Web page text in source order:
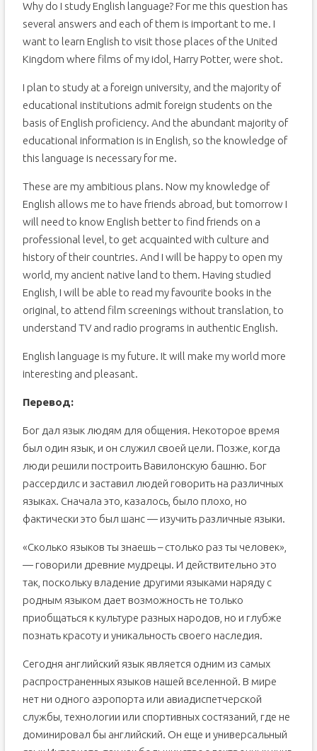
Why do I study English language? For me this question has
several answers and each of them is important to me. I
want to learn English to visit those places of the United
Kingdom where films of my idol, Harry Potter, were shot.
I plan to study at a foreign university, and the majority of
educational institutions admit foreign students on the
basis of English proficiency. And the abundant majority of
educational information is in English, so the knowledge of
this language is necessary for me.
These are my ambitious plans. Now my knowledge of
English allows me to have friends abroad, but tomorrow I
will need to know English better to find friends on a
professional level, to get acquainted with culture and
history of their countries. And I will be happy to open my
world, my ancient native land to them. Having studied
English, I will be able to read my favourite books in the
original, to attend film screenings without translation, to
understand TV and radio programs in authentic English.
English language is my future. It will make my world more
interesting and pleasant.
Перевод:
Бог дал язык людям для общения. Некоторое время
был один язык, и он служил своей цели. Позже, когда
люди решили построить Вавилонскую башню. Бог
рассердилс и заставил людей говорить на различных
языках. Сначала это, казалось, было плохо, но
фактически это был шанс — изучить различные языки.
«Сколько языков ты знаешь – столько раз ты человек»,
— говорили древние мудрецы. И действительно это
так, поскольку владение другими языками наряду с
родным языком дает возможность не только
приобщаться к культуре разных народов, но и глубже
познать красоту и уникальность своего наследия.
Сегодня английский язык является одним из самых
распространенных языков нашей вселенной. В мире
нет ни одного аэропорта или авиадиспетчерской
службы, технологии или спортивных состязаний, где не
доминировал бы английский. Он еще и универсальный